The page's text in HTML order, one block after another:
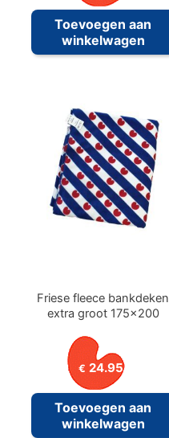
Toevoegen aan
winkelwagen
Friese fleece bankdeken
extra groot 175×200
€ 24.95
Toevoegen aan
winkelwagen